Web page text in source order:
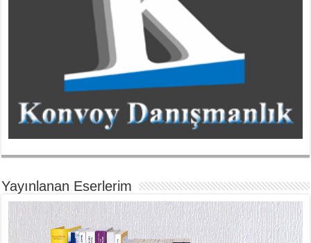
Yayınlanan Eserlerim